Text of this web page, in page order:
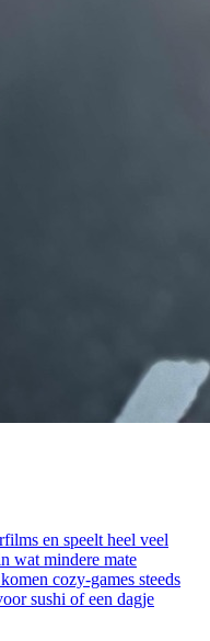
en speelt heel veel
wat mindere mate
cozy-games steeds
sushi of een dagje